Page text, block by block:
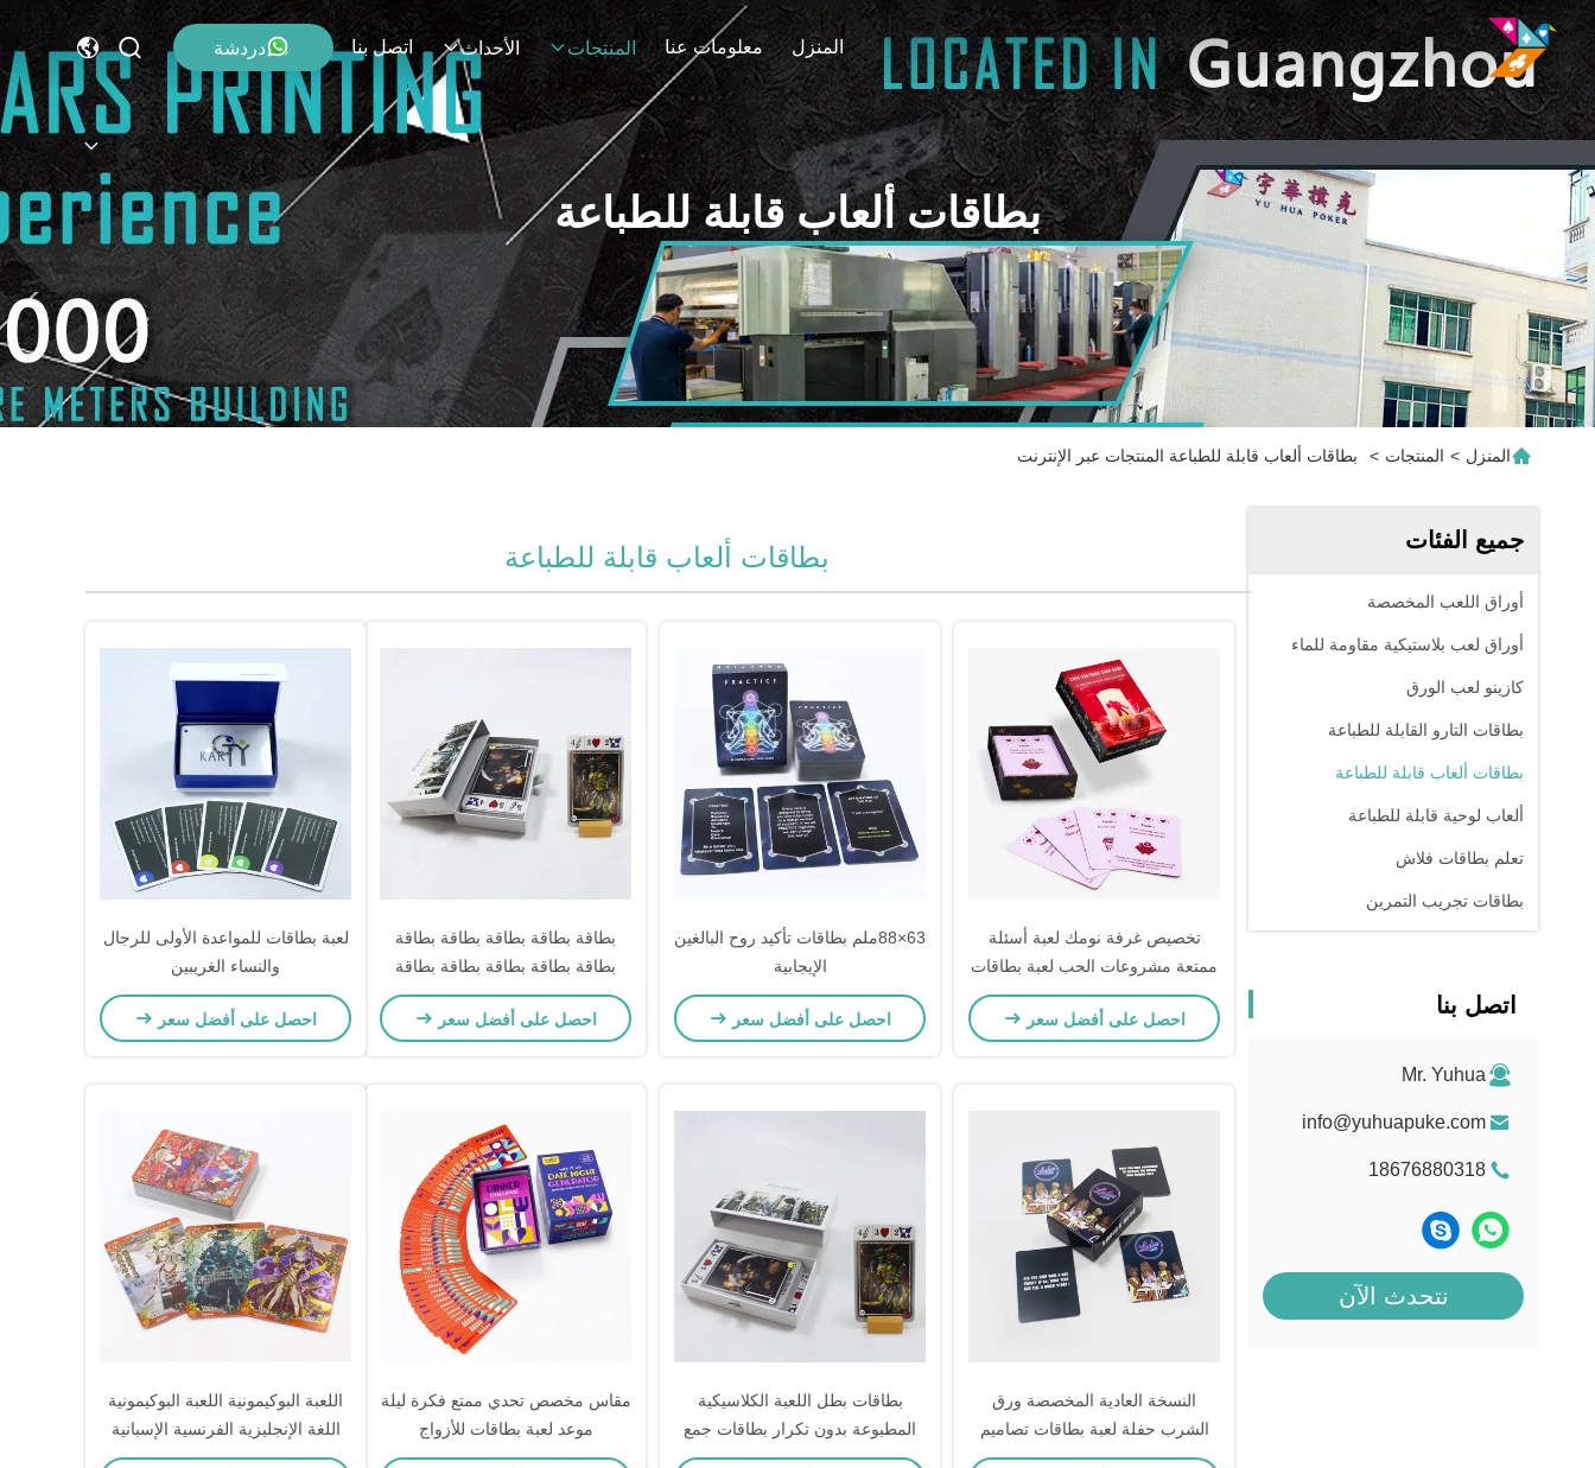
المنزل معلومات عنا المنتجات الأحداث اتصل بنا دردشة
بطاقات ألعاب قابلة للطباعة
المنزل > المنتجات > بطاقات ألعاب قابلة للطباعة المنتجات عبر الإنترنت
جميع الفئات
أوراق اللعب المخصصة
أوراق لعب بلاستيكية مقاومة للماء
كازينو لعب الورق
بطاقات التارو القابلة للطباعة
بطاقات ألعاب قابلة للطباعة
ألعاب لوحية قابلة للطباعة
تعلم بطاقات فلاش
بطاقات تجريب التمرين
اتصل بنا
Mr. Yuhua
info@yuhuapuke.com
18676880318
نتحدث الآن
بطاقات ألعاب قابلة للطباعة
تخصيص غرفة نومك لعبة أسئلة
ممتعة مشروعات الحب لعبة بطاقات
لغة للأزواج
احصل على أفضل سعر
63×88ملم بطاقات تأكيد روح البالغين
الإيجابية
احصل على أفضل سعر
بطاقة بطاقة بطاقة بطاقة بطاقة
بطاقة بطاقة بطاقة بطاقة بطاقة
بطاقة بطاقة
احصل على أفضل سعر
لعبة بطاقات للمواعدة الأولى للرجال
والنساء الغريبين
احصل على أفضل سعر
النسخة العادية المخصصة ورق
الشرب حفلة لعبة بطاقات تصاميم
مخصصة مع مربع
بطاقات بطل اللعبة الكلاسيكية
المطبوعة بدون تكرار بطاقات جمع
مثالية للألعاب الورقية
مقاس مخصص تحدي ممتع فكرة ليلة
موعد لعبة بطاقات للأزواج
اللعبة البوكيمونية اللعبة البوكيمونية
اللغة الإنجليزية الفرنسية الإسبانية
اليابانية